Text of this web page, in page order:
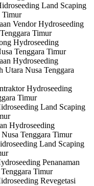
Land Scaping
Timur
Vendor Hydroseeding
Timur
Hydroseeding
Tenggara Timur
Hydroseeding
Utara Nusa Tenggara
Hydroseeding
Timur
Land Scaping
Hydroseeding
Tenggara Timur
Land Scaping
Penanaman
Timur
Revegetasi